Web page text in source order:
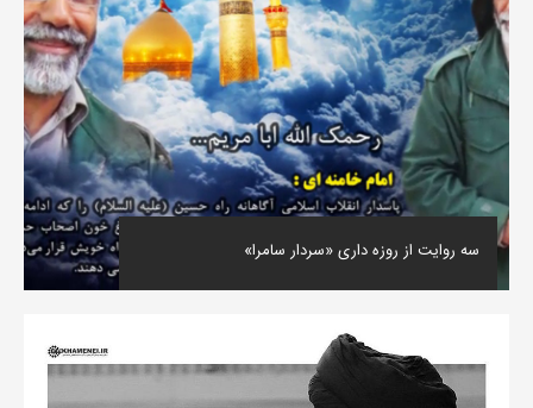
سه روایت از روزه داری «سردار سامرا»